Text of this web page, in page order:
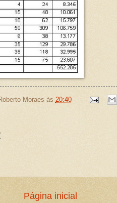
Moraes às 20:40
Página inicial